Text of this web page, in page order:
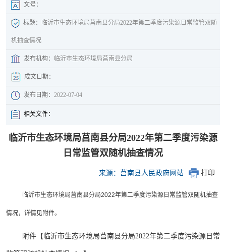
文号：
标题： 临沂市生态环境局莒南县分局2022年第二季度污染源日常监管双随
机抽查情况
发布机构： 临沂市生态环境局莒南县分局
成文日期：
发布日期： 2022-07-04
相关文件：
临沂市生态环境局莒南县分局2022年第二季度污染源
日常监管双随机抽查情况
来源：莒南县人民政府网站 打印
临沂市生态环境局莒南县分局2022年第二季度污染源日常监管双随机抽查
情况，详情见附件。
附件【临沂市生态环境局莒南县分局2022年第二季度污染源日常